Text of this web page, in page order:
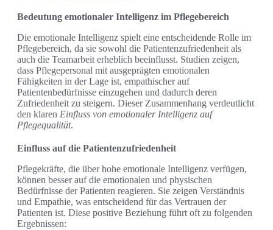
Bedeutung emotionaler Intelligenz im Pflegebereich
Die emotionale Intelligenz spielt eine entscheidende Rolle im
Pflegebereich, da sie sowohl die Patientenzufriedenheit als
auch die Teamarbeit erheblich beeinflusst. Studien zeigen,
dass Pflegepersonal mit ausgeprägten emotionalen
Fähigkeiten in der Lage ist, empathischer auf
Patientenbedürfnisse einzugehen und dadurch deren
Zufriedenheit zu steigern. Dieser Zusammenhang verdeutlicht
den klaren Einfluss von emotionaler Intelligenz auf
Pflegequalität.
Einfluss auf die Patientenzufriedenheit
Pflegekräfte, die über hohe emotionale Intelligenz verfügen,
können besser auf die emotionalen und physischen
Bedürfnisse der Patienten reagieren. Sie zeigen Verständnis
und Empathie, was entscheidend für das Vertrauen der
Patienten ist. Diese positive Beziehung führt oft zu folgenden
Ergebnissen: